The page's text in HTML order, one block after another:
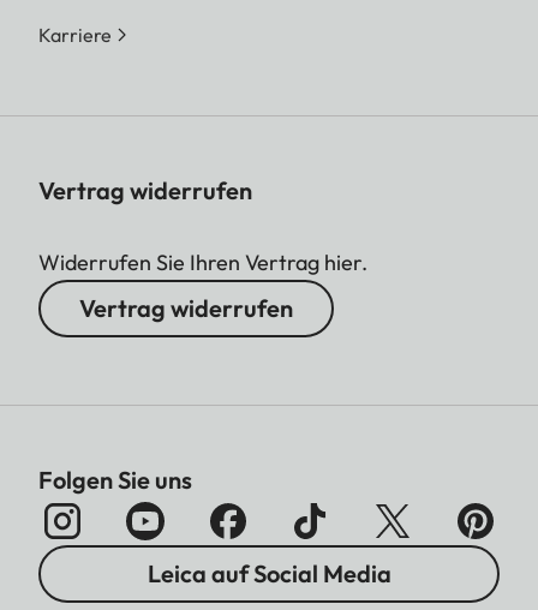
Karriere
Vertrag widerrufen
Widerrufen Sie Ihren Vertrag hier.
Vertrag widerrufen
Folgen Sie uns
Leica auf Social Media